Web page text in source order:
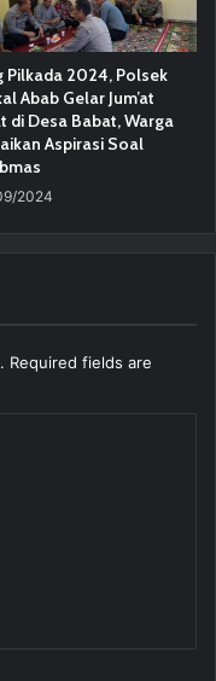
Pilkada 2024, Polsek
Abab Gelar Jum’at
di Desa Babat, Warga
Aspirasi Soal
2024
Required fields are